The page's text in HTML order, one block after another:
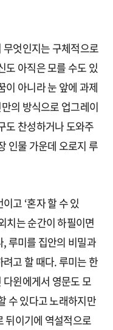
엇인지는 구체적으로
도 아직은 모를 수도 있
이 아니라 눈 앞에 과제
의 방식으로 업그레이
도 찬성하거나 도와주
인물 가운데 오로지 루
고 ‘혼자 할 수 있
치는 순간이 하필이면
루미를 집안의 비밀과
고 할 때다. 루미는 한
윈에게서 영문도 모
수 있다고 노래하지만
뒤이기에 역설적으로